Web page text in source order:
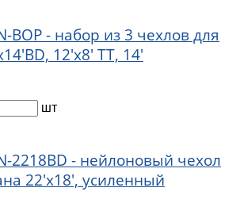
BOP - набор из 3 чехлов для
12'х8' TT, 14'
шт
2218BD - нейлоновый чехол
22'х18', усиленный